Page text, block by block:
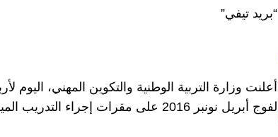
“بريد تيفي”
أعلنت وزارة التربية الوطنية والتكوين المهني، اليوم
لفوج أبريل نونبر 2016 على مقرات إجراء التدريب الميداني بالمديريات الإقليمية لسنة 2016.